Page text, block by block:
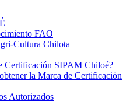
FAO
Cultura Chilota
Certificación SIPAM Chiloé?
la Marca de Certificación
Autorizados